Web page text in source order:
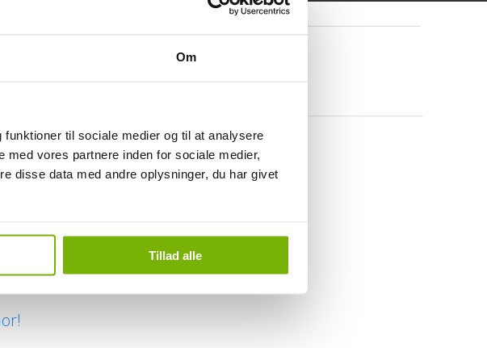
Om
til sociale medier og til at analysere
vores partnere inden for sociale medier,
disse data med andre oplysninger, du har givet
Tillad alle